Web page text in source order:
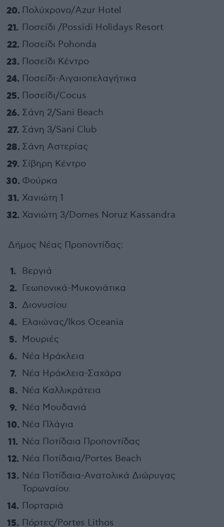
Πολύχρονο/Azur Hotel
Ποσείδι /Possidi Holidays Resort
Ποσείδι Pohonda
Ποσείδι Κέντρο
Ποσείδι-Αιγαιοπελαγήτικα
Ποσείδι/Cocus
Σάνη 2/Sani Beach
Σάνη 3/Sani Club
Σάνη Αστερίας
Σίβηρη Κέντρο
Φούρκα
Χανιώτη 1
Χανιώτη 3/Domes Noruz Kassandra
Δήμος Νέας Προποντίδας:
Βεργιά
Γεωπονικά-Μυκονιάτικα
Διονυσίου
Ελαιώνας/Ikos Oceania
Μουριές
Νέα Ηράκλεια
Νέα Ηράκλεια-Σαχάρα
Νέα Καλλικράτεια
Νέα Μουδανιά
Νέα Πλάγια
Νέα Ποτίδαια Προποντίδας
Νέα Ποτίδαια/Portes Beach
Νέα Ποτίδαια-Ανατολικά Διώρυγας
Τορωναίου
Πορταριά
Πόρτες/Portes Lithos